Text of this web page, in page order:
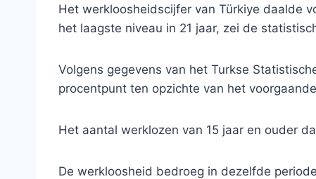
Het werkloosheidscijfer van Türkiye daalde
het laagste niveau in 21 jaar, zei de
Volgens gegevens van het Turkse
procentpunt ten opzichte van het
Het aantal werklozen van 15 jaar en ouder
De werkloosheid bedroeg in dezelfde